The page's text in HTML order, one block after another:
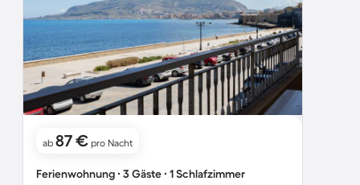
ab 87 € pro Nacht
Ferienwohnung ∙ 3 Gäste ∙ 1 Schlafzimmer